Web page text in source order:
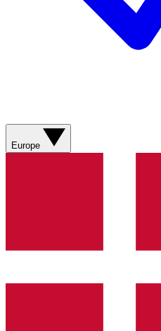
Europe